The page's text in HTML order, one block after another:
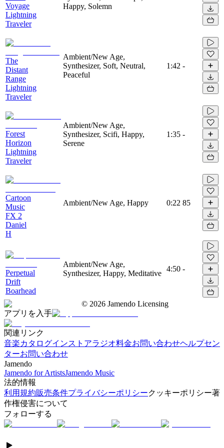
Voyage
Lightning
Traveler
Happy, Solemn
The
Distant
Range
Lightning
Traveler
Ambient/New Age,
Synthesizer, Soft, Neutral,
Peaceful
1:42 -
Forest
Horizon
Lightning
Traveler
Ambient/New Age,
Synthesizer, Scifi, Happy,
Serene
1:35 -
Cartoon
Music
FX 2
Daniel
H
Ambient/New Age, Happy 0:22 85
Perpetual
Drift
Boarhead
Ambient/New Age,
Synthesizer, Happy, Meditative
4:50 -
© 2026 Jamendo Licensing
アプリを入手
関連リンク
音楽カタログインストアラジオ料金お問い合わせヘルプセン
ターお問い合わせ
Jamendo
Jamendo for ArtistsJamendo Music
法的情報
利用規約販売条件プライバシーポリシークッキーポリシー著
作権侵害について
フォローする